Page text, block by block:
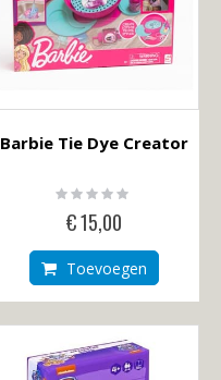
Barbie Tie Dye Creator
Rating:
0%
€ 15,00
Toevoegen